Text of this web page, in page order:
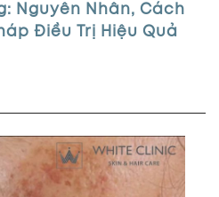
Nguyên Nhân, Cách
Điều Trị Hiệu Quả